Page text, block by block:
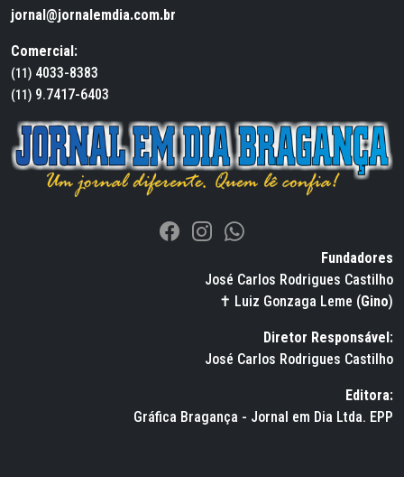
jornal@jornalemdia.com.br
Comercial:
(11) 4033-8383
(11) 9.7417-6403
Fundadores
José Carlos Rodrigues Castilho
✝ Luiz Gonzaga Leme (Gino)
Diretor Responsável:
José Carlos Rodrigues Castilho
Editora:
Gráfica Bragança - Jornal em Dia Ltda. EPP